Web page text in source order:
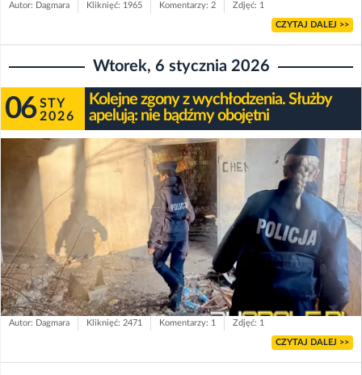
Autor: Dagmara Kliknięć: 1965 Komentarzy: 2 Zdjęć: 1
CZYTAJ DALEJ >>
Wtorek, 6 stycznia 2026
06 STY
2026
Kolejne zgony z wychłodzenia. Służby
apelują: nie bądźmy obojętni
Autor: Dagmara Kliknięć: 2471 Komentarzy: 1 Zdjęć: 1
CZYTAJ DALEJ >>